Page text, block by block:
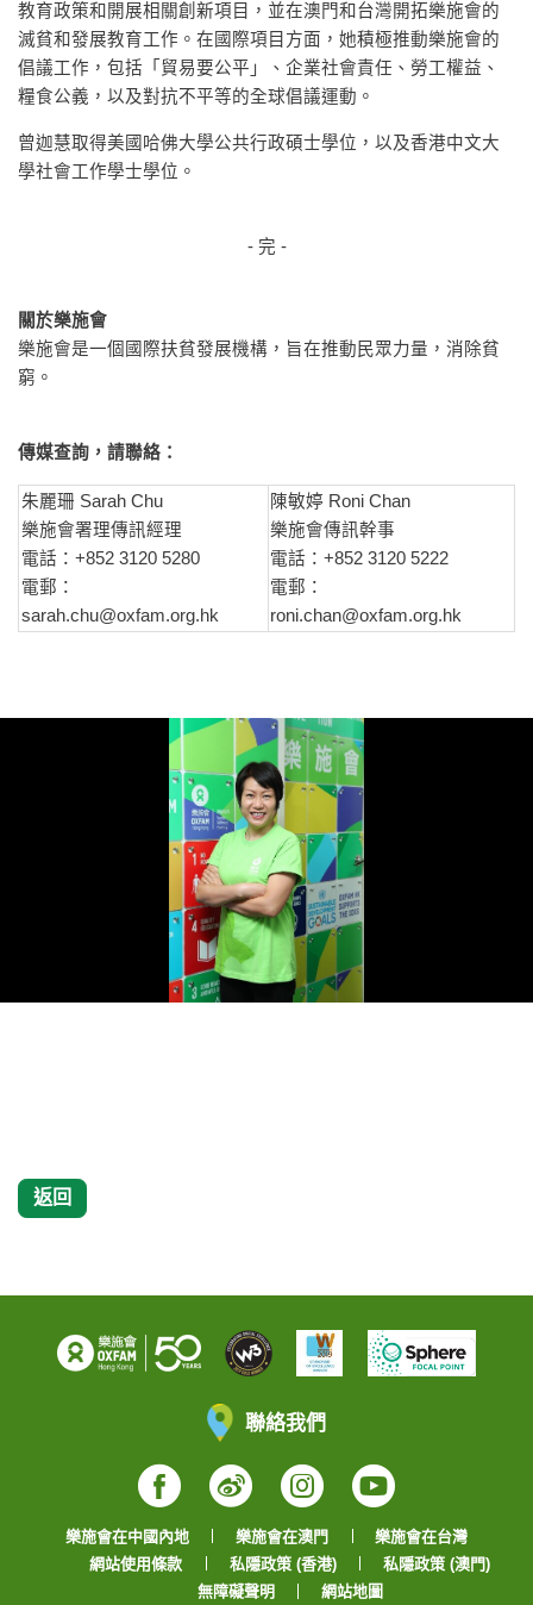
教育政策和開展相關創新項目，並在澳門和台灣開拓樂施會的
滅貧和發展教育工作。在國際項目方面，她積極推動樂施會的
倡議工作，包括「貿易要公平」、企業社會責任、勞工權益、
糧食公義，以及對抗不平等的全球倡議運動。
曾迦慧取得美國哈佛大學公共行政碩士學位，以及香港中文大
學社會工作學士學位。
- 完 -
關於樂施會
樂施會是一個國際扶貧發展機構，旨在推動民眾力量，消除貧
窮。
傳媒查詢，請聯絡：
朱麗珊 Sarah Chu
樂施會署理傳訊經理
電話：+852 3120 5280
電郵：
sarah.chu@oxfam.org.hk
陳敏婷 Roni Chan
樂施會傳訊幹事
電話：+852 3120 5222
電郵：
roni.chan@oxfam.org.hk
返回
聯絡我們
Facebook
WeiboInstagram
YouTube
樂施會在中國內地 樂施會在澳門
樂施會在台灣
網站使用條款
私隱政策 (香港)
私隱政策 (澳門)
無障礙聲明
網站地圖